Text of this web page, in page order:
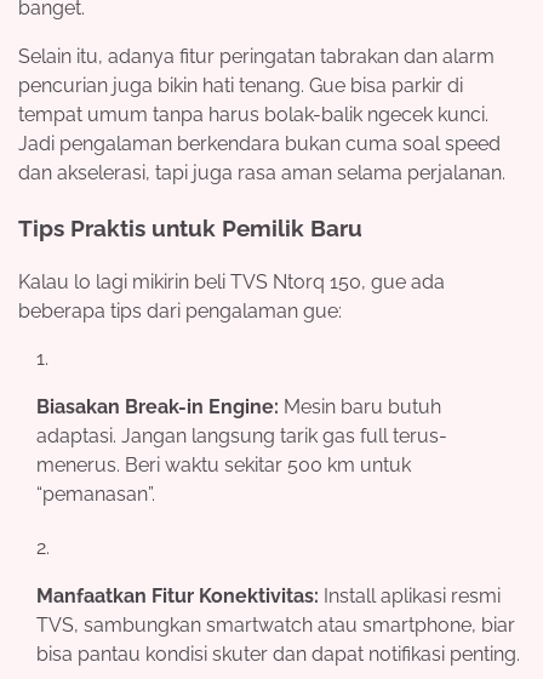
banget.
Selain itu, adanya fitur peringatan tabrakan dan alarm
pencurian juga bikin hati tenang. Gue bisa parkir di
tempat umum tanpa harus bolak-balik ngecek kunci.
Jadi pengalaman berkendara bukan cuma soal speed
dan akselerasi, tapi juga rasa aman selama perjalanan.
Tips Praktis untuk Pemilik Baru
Kalau lo lagi mikirin beli TVS Ntorq 150, gue ada
beberapa tips dari pengalaman gue:
Biasakan Break-in Engine: Mesin baru butuh
adaptasi. Jangan langsung tarik gas full terus-
menerus. Beri waktu sekitar 500 km untuk
“pemanasan”.
Manfaatkan Fitur Konektivitas: Install aplikasi resmi
TVS, sambungkan smartwatch atau smartphone, biar
bisa pantau kondisi skuter dan dapat notifikasi penting.